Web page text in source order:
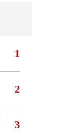
1
2
3